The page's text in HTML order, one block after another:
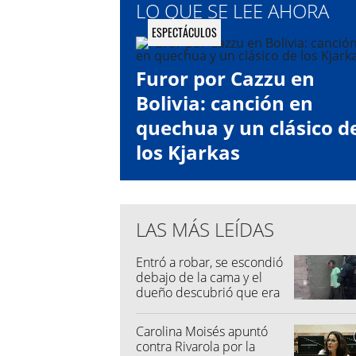
LO QUE SE LEE AHORA
ESPECTÁCULOS
Furor por Cazzu en
Bolivia: canción en
quechua y un clásico
los Kjarkas
LAS MÁS LEÍDAS
Entró a robar, se escondió
debajo de la cama y el
dueño descubrió que era
Carolina Moisés apuntó
contra Rivarola por la